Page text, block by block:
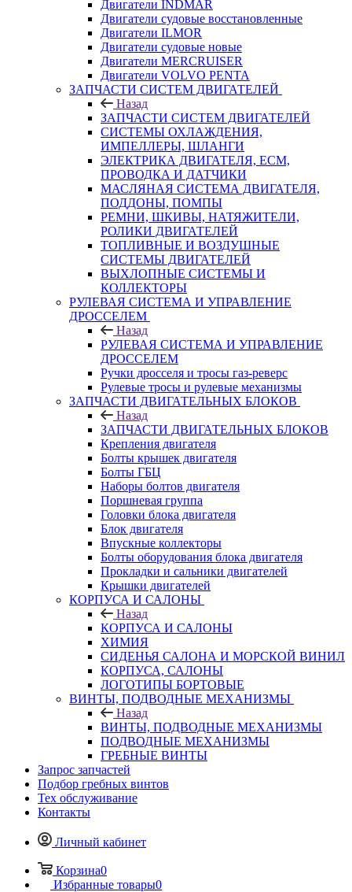
Двигатели INDMAR
Двигатели судовые восстановленные
Двигатели ILMOR
Двигатели судовые новые
Двигатели MERCRUISER
Двигатели VOLVO PENTA
ЗАПЧАСТИ СИСТЕМ ДВИГАТЕЛЕЙ
Назад
ЗАПЧАСТИ СИСТЕМ ДВИГАТЕЛЕЙ
СИСТЕМЫ ОХЛАЖДЕНИЯ,
ИМПЕЛЛЕРЫ, ШЛАНГИ
ЭЛЕКТРИКА ДВИГАТЕЛЯ, ECM,
ПРОВОДКА И ДАТЧИКИ
МАСЛЯНАЯ СИСТЕМА ДВИГАТЕЛЯ,
ПОДДОНЫ, ПОМПЫ
РЕМНИ, ШКИВЫ, НАТЯЖИТЕЛИ,
РОЛИКИ ДВИГАТЕЛЕЙ
ТОПЛИВНЫЕ И ВОЗДУШНЫЕ
СИСТЕМЫ ДВИГАТЕЛЕЙ
ВЫХЛОПНЫЕ СИСТЕМЫ И
КОЛЛЕКТОРЫ
РУЛЕВАЯ СИСТЕМА И УПРАВЛЕНИЕ
ДРОССЕЛЕМ
Назад
РУЛЕВАЯ СИСТЕМА И УПРАВЛЕНИЕ
ДРОССЕЛЕМ
Ручки дросселя и тросы газ-реверс
Рулевые тросы и рулевые механизмы
ЗАПЧАСТИ ДВИГАТЕЛЬНЫХ БЛОКОВ
Назад
ЗАПЧАСТИ ДВИГАТЕЛЬНЫХ БЛОКОВ
Крепления двигателя
Болты крышек двигателя
Болты ГБЦ
Наборы болтов двигателя
Поршневая группа
Головки блока двигателя
Блок двигателя
Впускные коллекторы
Болты оборудования блока двигателя
Прокладки и сальники двигателей
Крышки двигателей
КОРПУСА И САЛОНЫ
Назад
КОРПУСА И САЛОНЫ
ХИМИЯ
СИДЕНЬЯ САЛОНА И МОРСКОЙ ВИНИЛ
КОРПУСА, САЛОНЫ
ЛОГОТИПЫ БОРТОВЫЕ
ВИНТЫ, ПОДВОДНЫЕ МЕХАНИЗМЫ
Назад
ВИНТЫ, ПОДВОДНЫЕ МЕХАНИЗМЫ
ПОДВОДНЫЕ МЕХАНИЗМЫ
ГРЕБНЫЕ ВИНТЫ
Запрос запчастей
Подбор гребных винтов
Тех обслуживание
Контакты
Личный кабинет
Корзина0
Избранные товары0